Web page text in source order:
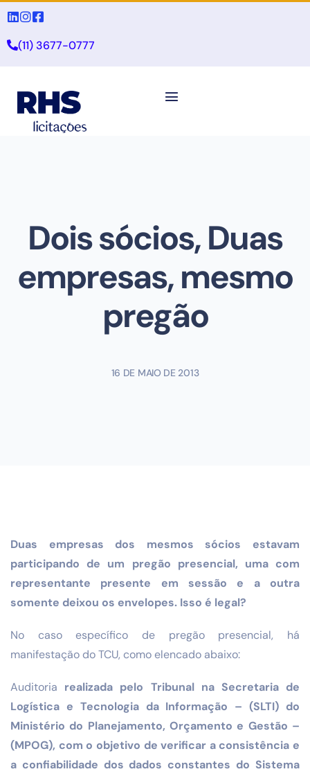
(11) 3677-0777
Dois sócios, Duas
empresas, mesmo
pregão
16 DE MAIO DE 2013
Duas empresas dos mesmos sócios estavam
participando de um pregão presencial, uma com
representante presente em sessão e a outra
somente deixou os envelopes. Isso é legal?
No caso específico de pregão presencial, há
manifestação do TCU, como elencado abaixo:
Auditoria realizada pelo Tribunal na Secretaria de
Logística e Tecnologia da Informação – (SLTI) do
Ministério do Planejamento, Orçamento e Gestão –
(MPOG), com o objetivo de verificar a consistência e
a confiabilidade dos dados constantes do Sistema